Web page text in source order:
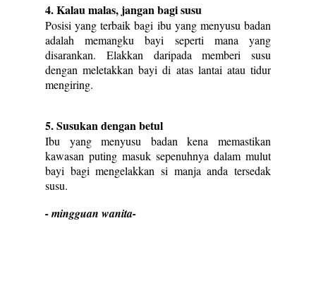
4. Kalau malas, jangan bagi susu
Posisi yang terbaik bagi ibu yang menyusu badan
adalah memangku bayi seperti mana yang
disarankan. Elakkan daripada memberi susu
dengan meletakkan bayi di atas lantai atau tidur
mengiring.
5. Susukan dengan betul
Ibu yang menyusu badan kena memastikan
kawasan puting masuk sepenuhnya dalam mulut
bayi bagi mengelakkan si manja anda tersedak
susu.
- mingguan wanita-